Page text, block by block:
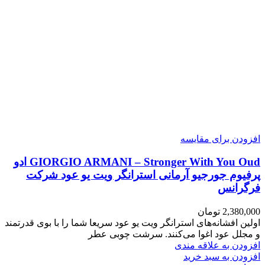
افزودن برای مقایسه
GIORGIO ARMANI – Stronger With You Oud ادو
پرفیوم جورجیو آرمانی استرانگر ویت یو عود شرکت
فرگرانس
2,380,000 تومان
اولین افشانه‌های استرانگر ویت یو عود سریعا شما را با بوی قدرتمند
و مجلل عود اغوا می‌کنند. سرشت چوبی عطر
افزودن به علاقه مندی
افزودن به سبد خرید